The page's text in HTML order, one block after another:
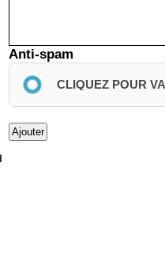
Anti-spam
CLIQUEZ POUR